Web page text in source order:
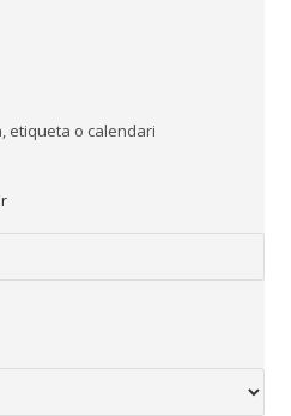
etiqueta o calendari